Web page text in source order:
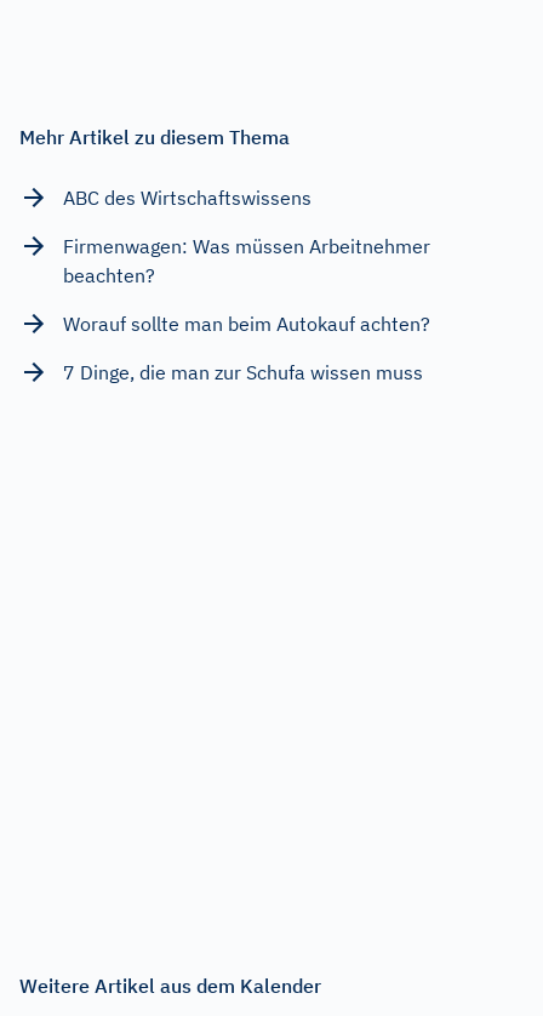
Mehr Artikel zu diesem Thema
ABC des Wirtschaftswissens
Firmenwagen: Was müssen Arbeitnehmer
beachten?
Worauf sollte man beim Autokauf achten?
7 Dinge, die man zur Schufa wissen muss
Weitere Artikel aus dem Kalender